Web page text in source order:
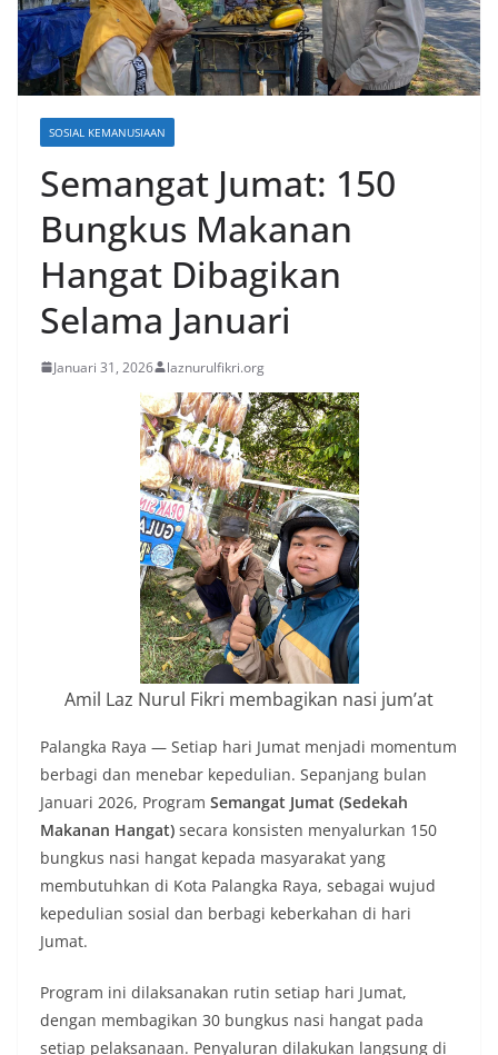
SOSIAL KEMANUSIAAN
Semangat Jumat: 150
Bungkus Makanan
Hangat Dibagikan
Selama Januari
Januari 31, 2026 laznurulfikri.org
Amil Laz Nurul Fikri membagikan nasi jum’at
Palangka Raya — Setiap hari Jumat menjadi momentum
berbagi dan menebar kepedulian. Sepanjang bulan
Januari 2026, Program Semangat Jumat (Sedekah
Makanan Hangat) secara konsisten menyalurkan 150
bungkus nasi hangat kepada masyarakat yang
membutuhkan di Kota Palangka Raya, sebagai wujud
kepedulian sosial dan berbagi keberkahan di hari
Jumat.
Program ini dilaksanakan rutin setiap hari Jumat,
dengan membagikan 30 bungkus nasi hangat pada
setiap pelaksanaan. Penyaluran dilakukan langsung di